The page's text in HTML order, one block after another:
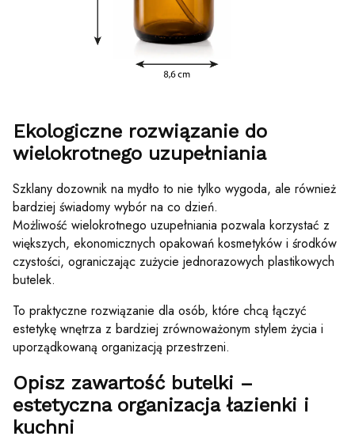
Ekologiczne rozwiązanie do
wielokrotnego uzupełniania
Szklany dozownik na mydło to nie tylko wygoda, ale również
bardziej świadomy wybór na co dzień.
Możliwość wielokrotnego uzupełniania pozwala korzystać z
większych, ekonomicznych opakowań kosmetyków i środków
czystości, ograniczając zużycie jednorazowych plastikowych
butelek.
To praktyczne rozwiązanie dla osób, które chcą łączyć
estetykę wnętrza z bardziej zrównoważonym stylem życia i
uporządkowaną organizacją przestrzeni.
Opisz zawartość butelki –
estetyczna organizacja łazienki i
kuchni